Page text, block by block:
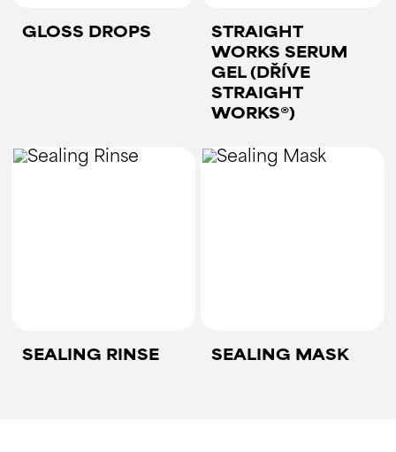
GLOSS DROPS
STRAIGHT
WORKS SERUM
GEL (DŘÍVE
STRAIGHT
WORKS®)
SEALING RINSE SEALING MASK